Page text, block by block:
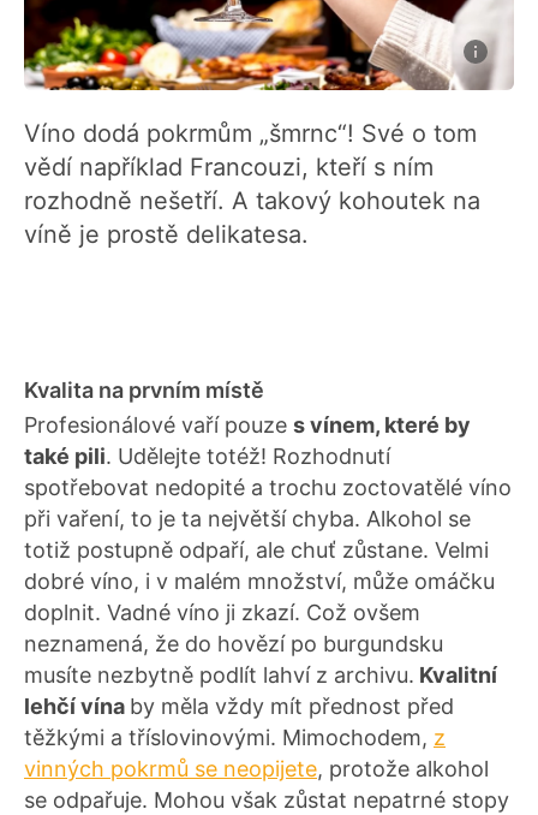
Víno dodá pokrmům „šmrnc“! Své o tom
vědí například Francouzi, kteří s ním
rozhodně nešetří. A takový kohoutek na
víně je prostě delikatesa.
Kvalita na prvním místě
Profesionálové vaří pouze s vínem, které by
také pili. Udělejte totéž! Rozhodnutí
spotřebovat nedopité a trochu zoctovatělé víno
při vaření, to je ta největší chyba. Alkohol se
totiž postupně odpaří, ale chuť zůstane. Velmi
dobré víno, i v malém množství, může omáčku
doplnit. Vadné víno ji zkazí. Což ovšem
neznamená, že do hovězí po burgundsku
musíte nezbytně podlít lahví z archivu. Kvalitní
lehčí vína by měla vždy mít přednost před
těžkými a tříslovinovými. Mimochodem, z
vinných pokrmů se neopijete, protože alkohol
se odpařuje. Mohou však zůstat nepatrné stopy